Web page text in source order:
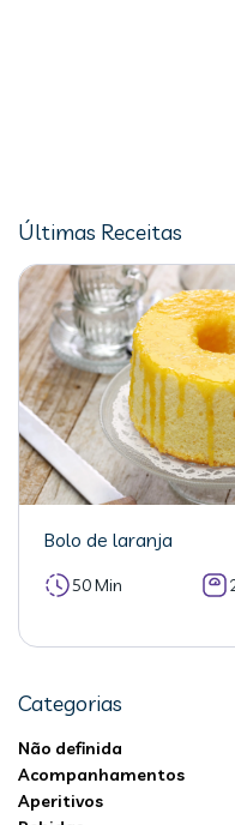
Últimas Receitas
Bolo de laranja
50 Min
Categorias
Não definida
Acompanhamentos
Aperitivos